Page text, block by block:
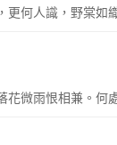
何人識，野棠如
花微雨恨相兼。何